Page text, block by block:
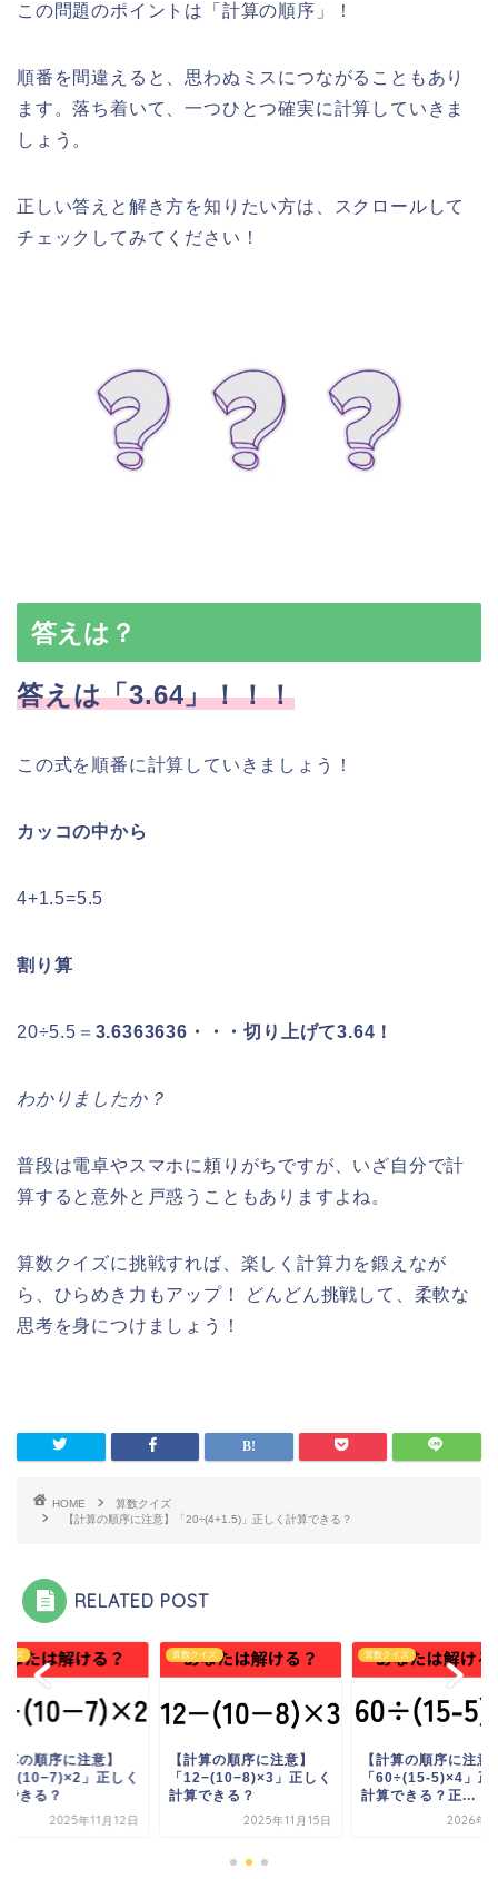
この問題のポイントは「計算の順序」！
順番を間違えると、思わぬミスにつながることもあり
ます。落ち着いて、一つひとつ確実に計算していきま
しょう。
正しい答えと解き方を知りたい方は、スクロールして
チェックしてみてください！
答えは？
答えは「3.64」！！！
この式を順番に計算していきましょう！
カッコの中から
4+1.5=5.5
割り算
20÷5.5＝ 3.6363636・・・切り上げて3.64！
わかりましたか？
普段は電卓やスマホに頼りがちですが、いざ自分で計
算すると意外と戸惑うこともありますよね。
算数クイズに挑戦すれば、楽しく計算力を鍛えなが
ら、ひらめき力もアップ！ どんどん挑戦して、柔軟な
思考を身につけましょう！
HOME
算数クイズ
【計算の順序に注意】「20÷(4+1.5)」正しく計算できる？
RELATED POST
イズ
算の順序に注意】
」正しく
できる？
2025年11月12日
算数クイズ
【計算の順序に注意】
「12−(10−8)×3」正しく
計算できる？
2025年11月15日
算数クイズ
【計算の順序に注意
「60÷(15-5)×4」正
計算できる？正...
2026年6